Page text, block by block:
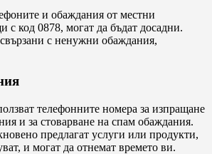
и обаждания от местни
с код 0878, могат да бъдат досадни.
с ненужни обаждания,
телефонните номера за изпращане
и за стоварване на спам обаждания.
предлагат услуги или продукти,
и могат да отнемат времето ви.